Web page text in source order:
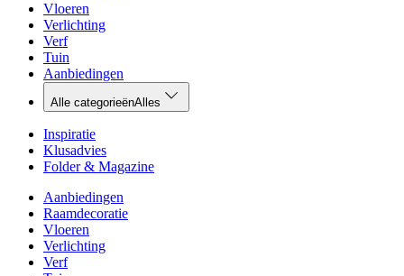
Vloeren
Verlichting
Verf
Tuin
Aanbiedingen
Alle categorieënAlles
Inspiratie
Klusadvies
Folder & Magazine
Aanbiedingen
Raamdecoratie
Vloeren
Verlichting
Verf